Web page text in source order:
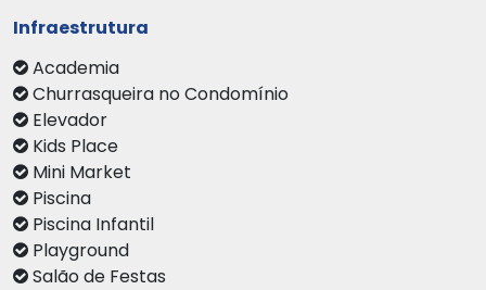
Infraestrutura
Academia
Churrasqueira no Condomínio
Elevador
Kids Place
Mini Market
Piscina
Piscina Infantil
Playground
Salão de Festas